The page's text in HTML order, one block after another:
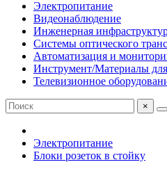
Электропитание
Видеонаблюдение
Инженерная
Системы оптического
Автоматизация и
Инструмент/Материалы
Телевизионное
×
Электропитание
Блоки розеток в стойку